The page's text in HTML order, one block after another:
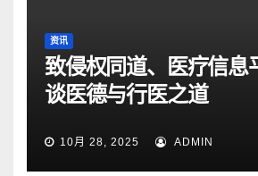
资讯
致侵权同道、医疗信
谈医德与行医之道
10月 28, 2025 ADMIN